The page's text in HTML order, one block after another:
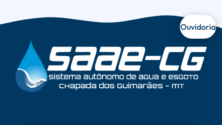
Onda
Rodapé
Ouvidoria